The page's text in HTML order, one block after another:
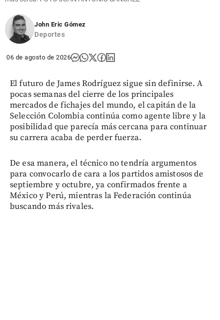
John Eric Gómez
Deportes
06 de agosto de 2026
El futuro de James Rodríguez sigue sin definirse. A
pocas semanas del cierre de los principales
mercados de fichajes del mundo, el capitán de la
Selección Colombia continúa como agente libre y la
posibilidad que parecía más cercana para continuar
su carrera acaba de perder fuerza.
De esa manera, el técnico no tendría argumentos
para convocarlo de cara a los partidos amistosos de
septiembre y octubre, ya confirmados frente a
México y Perú, mientras la Federación continúa
buscando más rivales.